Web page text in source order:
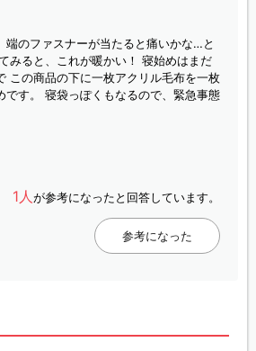
端のファスナーが当たると痛いかな…と
みると、これが暖かい！ 寝始めはまだ
この商品の下に一枚アクリル毛布を一枚
です。 寝袋っぽくもなるので、緊急事態
1人が参考になったと回答しています。
参考になった